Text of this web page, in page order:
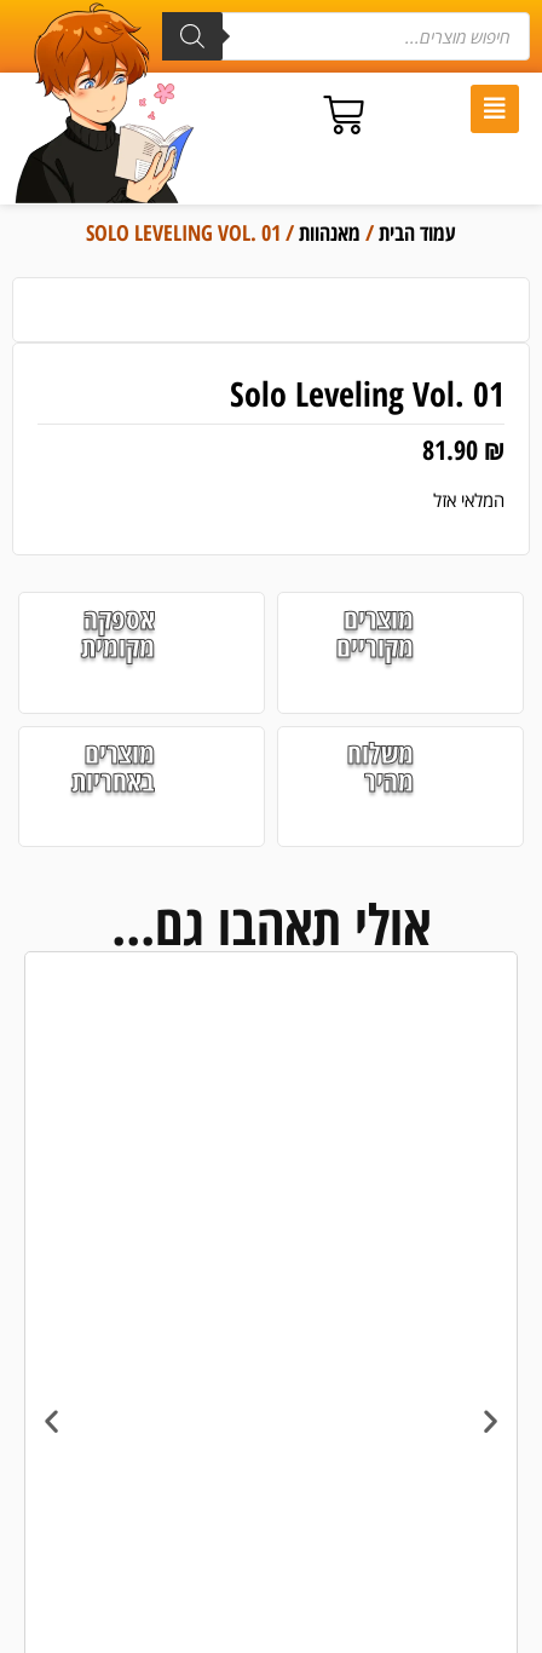
עמוד הבית/ מאנהוות/ SOLO LEVELING VOL. 01
Solo Leveling Vol. 01
81.90 ₪
המלאי אזל
מוצרים
מקוריים
אספקה
מקומית
משלוח
מהיר
מוצרים
באחריות
אולי תאהבו גם...